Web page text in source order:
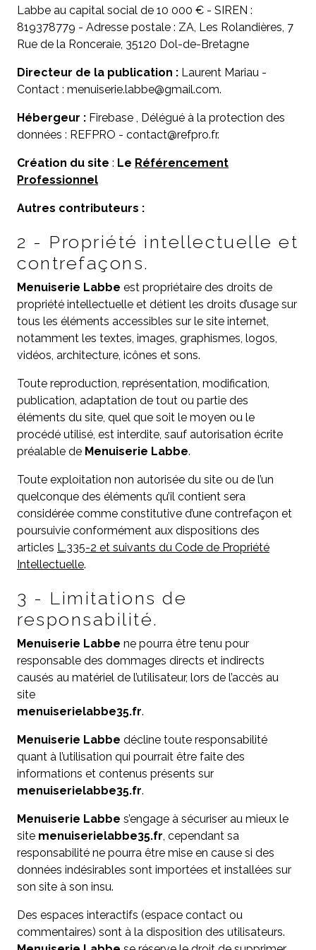
Labbe au capital social de 10 000 € - SIREN :
819378779 - Adresse postale : ZA, Les Rolandières, 7
Rue de la Ronceraie, 35120 Dol-de-Bretagne
Directeur de la publication : Laurent Mariau -
Contact : menuiserie.labbe@gmail.com.
Hébergeur : Firebase , Délégué à la protection des
données : REFPRO - contact@refpro.fr.
Création du site : Le Référencement
Professionnel
Autres contributeurs :
2 - Propriété intellectuelle et
contrefaçons.
Menuiserie Labbe est propriétaire des droits de
propriété intellectuelle et détient les droits d’usage sur
tous les éléments accessibles sur le site internet,
notamment les textes, images, graphismes, logos,
vidéos, architecture, icônes et sons.
Toute reproduction, représentation, modification,
publication, adaptation de tout ou partie des
éléments du site, quel que soit le moyen ou le
procédé utilisé, est interdite, sauf autorisation écrite
préalable de Menuiserie Labbe.
Toute exploitation non autorisée du site ou de l’un
quelconque des éléments qu’il contient sera
considérée comme constitutive d’une contrefaçon et
poursuivie conformément aux dispositions des
articles L.335-2 et suivants du Code de Propriété
Intellectuelle.
3 - Limitations de
responsabilité.
Menuiserie Labbe ne pourra être tenu pour
responsable des dommages directs et indirects
causés au matériel de l’utilisateur, lors de l’accès au
site
menuiserielabbe35.fr.
Menuiserie Labbe décline toute responsabilité
quant à l’utilisation qui pourrait être faite des
informations et contenus présents sur
menuiserielabbe35.fr.
Menuiserie Labbe s’engage à sécuriser au mieux le
site menuiserielabbe35.fr, cependant sa
responsabilité ne pourra être mise en cause si des
données indésirables sont importées et installées sur
son site à son insu.
Des espaces interactifs (espace contact ou
commentaires) sont à la disposition des utilisateurs.